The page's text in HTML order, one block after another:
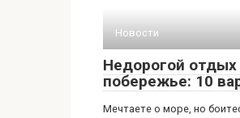
Новости
Недорогой
побережье: 10
Мечтаете о море, но